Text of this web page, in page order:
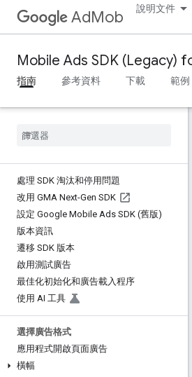
AdMob 說明文件
Mobile Ads SDK (Legacy)
指南 參考資料 下載 範例
處理 SDK 淘汰和停用問題
改用 GMA Next-Gen SDK
設定 Google Mobile Ads SDK (舊版)
版本資訊
遷移 SDK 版本
啟用測試廣告
最佳化初始化和廣告載入程序
使用 AI 工具
選擇廣告格式
應用程式開啟頁面廣告
橫幅